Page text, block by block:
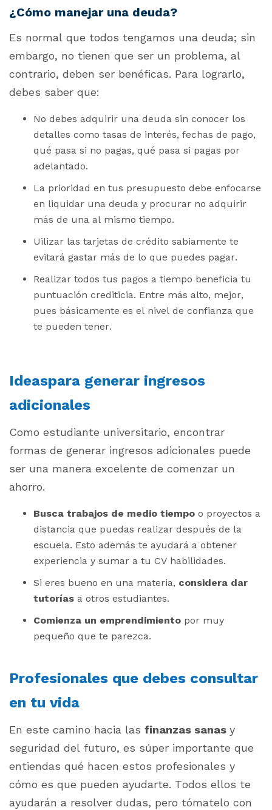
¿Cómo manejar una deuda?
Es normal que todos tengamos una deuda; sin
embargo, no tienen que ser un problema, al
contrario, deben ser benéficas. Para lograrlo,
debes saber que:
No debes adquirir una deuda sin conocer los
detalles como tasas de interés, fechas de pago,
qué pasa si no pagas, qué pasa si pagas por
adelantado.
La prioridad en tus presupuesto debe enfocarse
en liquidar una deuda y procurar no adquirir
más de una al mismo tiempo.
Uilizar las tarjetas de crédito sabiamente te
evitará gastar más de lo que puedes pagar.
Realizar todos tus pagos a tiempo beneficia tu
puntuación crediticia. Entre más alto, mejor,
pues básicamente es el nivel de confianza que
te pueden tener.
Ideaspara generar ingresos
adicionales
Como estudiante universitario, encontrar
formas de generar ingresos adicionales puede
ser una manera excelente de comenzar un
ahorro.
Busca trabajos de medio tiempo o proyectos a
distancia que puedas realizar después de la
escuela. Esto además te ayudará a obtener
experiencia y sumar a tu CV habilidades.
Si eres bueno en una materia, considera dar
tutorías a otros estudiantes.
Comienza un emprendimiento por muy
pequeño que te parezca.
Profesionales que debes consultar
en tu vida
En este camino hacia las finanzas sanas y
seguridad del futuro, es súper importante que
entiendas qué hacen estos profesionales y
cómo es que pueden ayudarte. Todos ellos te
ayudarán a resolver dudas, pero tómatelo con